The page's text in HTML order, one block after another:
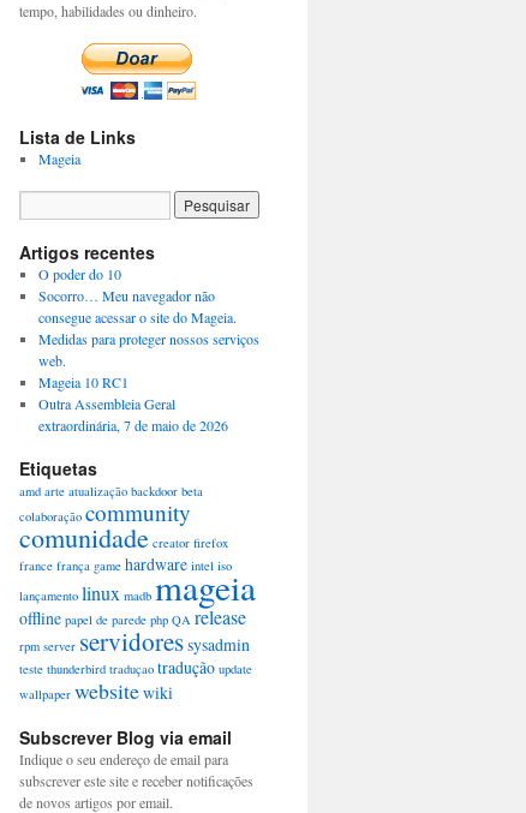
tempo, habilidades ou dinheiro.
Lista de Links
Mageia
Artigos recentes
O poder do 10
Socorro… Meu navegador não
consegue acessar o site do Mageia.
Medidas para proteger nossos serviços
web.
Mageia 10 RC1
Outra Assembleia Geral
extraordinária, 7 de maio de 2026
Etiquetas
amd arte atualização backdoor beta
colaboração community
comunidade creator firefox
france frança game hardware intel iso
lançamento linux madb mageia
offline papel de parede php QA release
rpm server servidoressysadmin
teste thunderbird traduçao tradução update
wallpaper websitewiki
Subscrever Blog via email
Indique o seu endereço de email para
subscrever este site e receber notificações
de novos artigos por email.